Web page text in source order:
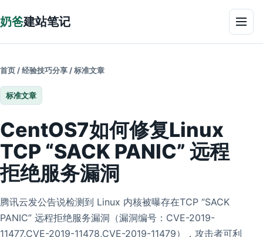
奶爸建站笔记 菜单
首页 /经验技巧分享 /标准文章
标准文章
CentOS7如何修复Linux
TCP “SACK PANIC” 远程
拒绝服务漏洞
腾讯云发公告说检测到 Linux 内核被曝存在TCP “SACK
PANIC” 远程拒绝服务漏洞（漏洞编号：CVE-2019-
11477,CVE-2019-11478,CVE-2019-11479），攻击者可利